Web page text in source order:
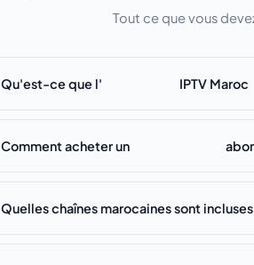
Tout ce que vous
Qu'est-ce que l' IPTV Maroc
Comment acheter un
Quelles chaînes marocaines sont